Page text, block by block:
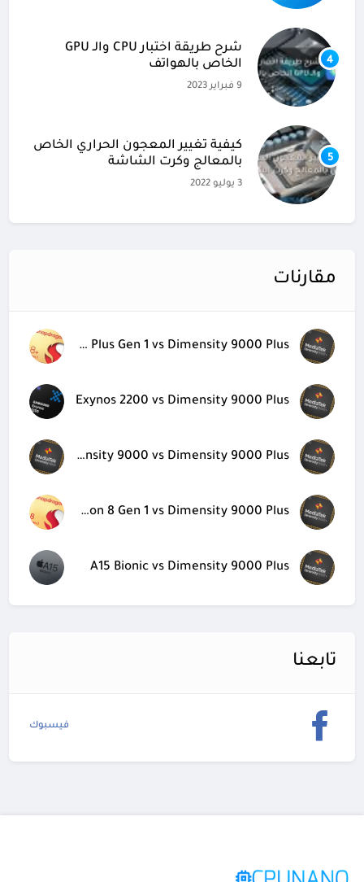
4
شرح طريقة اختبار CPU والـ GPU
الخاص بالهواتف
5
كيفية تغيير المعجون الحراري الخاص
بالمعالج وكرت الشاشة
مقارنات
Snapdragon 8 Plus Gen 1 vs Dimensity 9000 Plus
Exynos 2200 vs Dimensity 9000 Plus
Dimensity 9000 vs Dimensity 9000 Plus
Snapdragon 8 Gen 1 vs Dimensity 9000 Plus
A15 Bionic vs Dimensity 9000 Plus
تابعنا
فيسبوك